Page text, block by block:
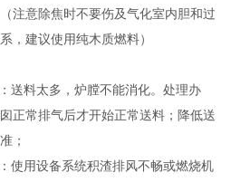
注意除焦时不要伤及气化室内胆和过
，建议使用纯木质燃料）
料太多，炉膛不能消化。处理办
正常排气后才开始正常送料；降低送
；
用设备系统积渣排风不畅或燃烧机